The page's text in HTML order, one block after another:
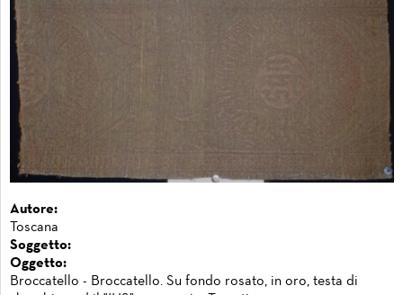
Autore:
Toscana
Soggetto:
Oggetto:
Broccatello - Broccatello. Su fondo rosato, in oro, testa di